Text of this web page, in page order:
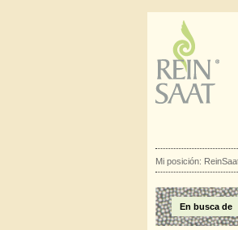
Mi posición:
En busca de